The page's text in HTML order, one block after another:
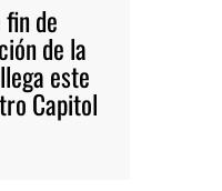
fin de
de la
este
Capitol